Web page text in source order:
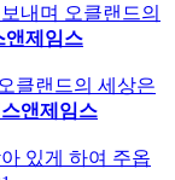
내며 오클랜드의
앤제임스
클랜드의 세상은
앤제임스
있게 하여 주옵